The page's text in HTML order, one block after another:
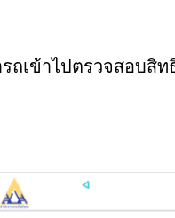
ถเข้าไปตรวจสอบสิท